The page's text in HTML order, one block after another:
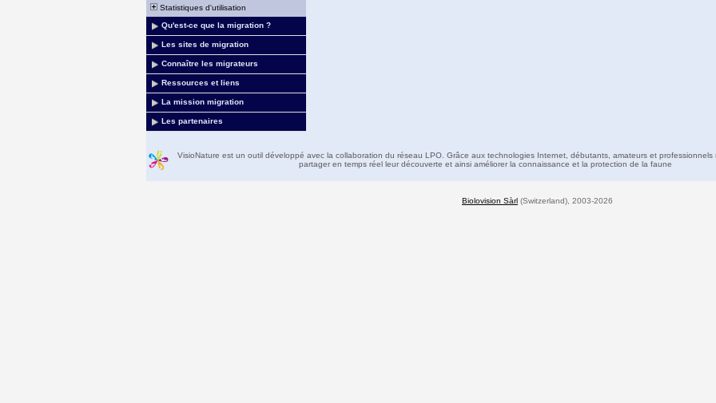
Statistiques d'utilisation
Qu'est-ce que la migration ?
Les sites de migration
Connaître les migrateurs
Ressources et liens
La mission migration
Les partenaires
VisioNature est un outil développé avec la collaboration du réseau LPO. Grâce aux technologies Internet, débutants, amateurs et professionnels
partager en temps réel leur découverte et ainsi améliorer la connaissance et la protection de la faune
Biolovision Sàrl (Switzerland), 2003-2026